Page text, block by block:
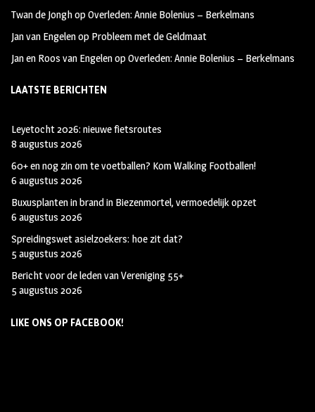
Twan de JonghopOverleden: Annie Bolenius – Berkelmans
Jan van Engelenop Probleem met de Geldmaat
Jan en Roos van EngelenopOverleden: Annie Bolenius – Berkelmans
LAATSTE BERICHTEN
Leyetocht 2026: nieuwe fietsroutes
8 augustus 2026
60+ en nog zin om te voetballen? Kom Walking Footballen!
6 augustus 2026
Buxusplanten in brand in Biezenmortel, vermoedelijk opzet
6 augustus 2026
Spreidingswet asielzoekers: hoe zit dat?
5 augustus 2026
Bericht voor de leden van Vereniging 55+
5 augustus 2026
LIKE ONS OP FACEBOOK!